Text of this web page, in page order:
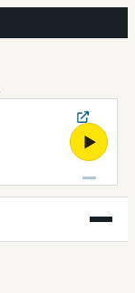
▶
Obre
el